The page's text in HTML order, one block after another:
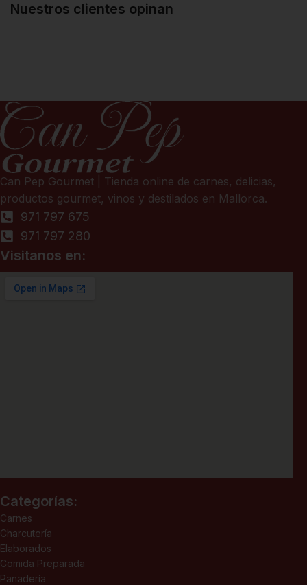
Nuestros clientes opinan
Can Pep Gourmet | Tienda online de carnes, delicias,
productos gourmet, vinos y destilados en Mallorca.
971 797 675
971 797 280
Visitanos en:
Categorías:
Carnes
Charcutería
Elaborados
Comida Preparada
Panadería